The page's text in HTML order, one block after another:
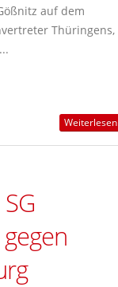
auf dem
Thüringens,
Weiterlesen